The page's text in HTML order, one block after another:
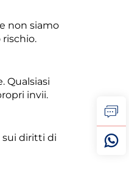
non siamo
Qualsiasi
invii.
sui diritti di